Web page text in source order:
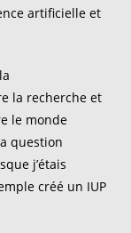
artificielle et
la recherche et
le monde
question
j’étais
créé un IUP